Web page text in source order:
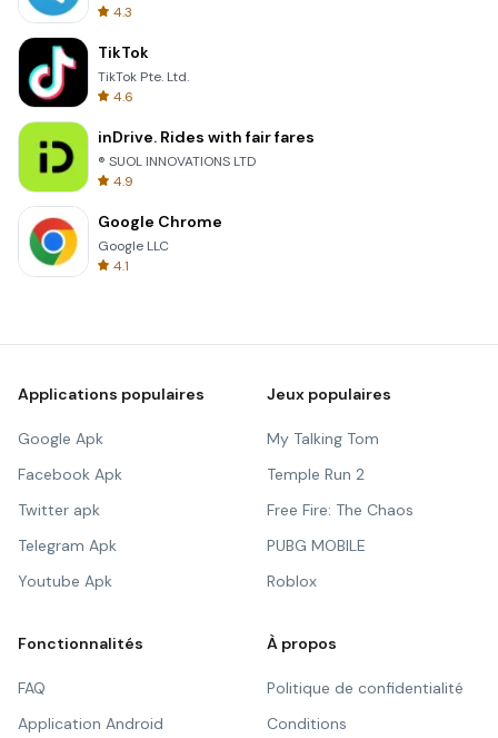
4.3
TikTok
TikTok Pte. Ltd.
4.6
inDrive. Rides with fair fares
® SUOL INNOVATIONS LTD
4.9
Google Chrome
Google LLC
4.1
Applications populaires
Google Apk
Facebook Apk
Twitter apk
Telegram Apk
Youtube Apk
Jeux populaires
My Talking Tom
Temple Run 2
Free Fire: The Chaos
PUBG MOBILE
Roblox
Fonctionnalités
FAQ
Application Android
À propos
Politique de confidentialité
Conditions